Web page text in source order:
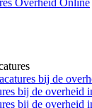
Overheid Online
bij de
bij de overheid
bij de overheid